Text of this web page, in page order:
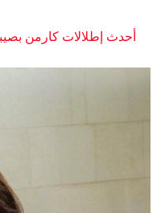
أحدث إطلالات كارمن